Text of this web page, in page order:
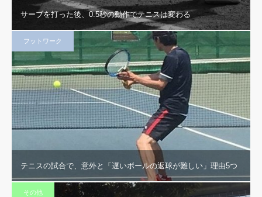
サーブを打った後、0.5秒の動作でテニスは変わる
フットワーク
テニスの試合で、意外と「遅いボールの返球が難しい」理由5つ
その他